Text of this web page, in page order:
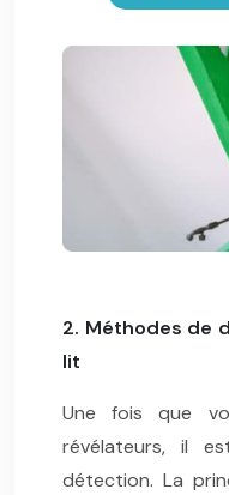
2. Méthodes de
lit
Une fois que
révélateurs, il
détection. La